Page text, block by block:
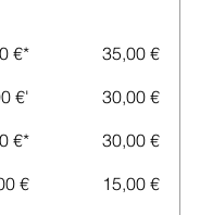
€*
€'
€*
€
35,00 €
30,00 €
30,00 €
15,00 €